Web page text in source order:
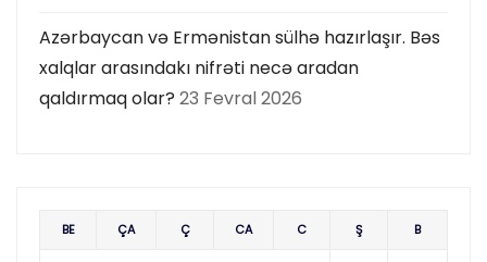
Azərbaycan və Ermənistan sülhə hazırlaşır. Bəs
xalqlar arasındakı nifrəti necə aradan
qaldırmaq olar? 23 Fevral 2026
BE ÇA Ç CA C Ş B